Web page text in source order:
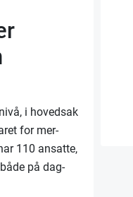
i hovedsak
for mer-
110 ansatte,
på dag-